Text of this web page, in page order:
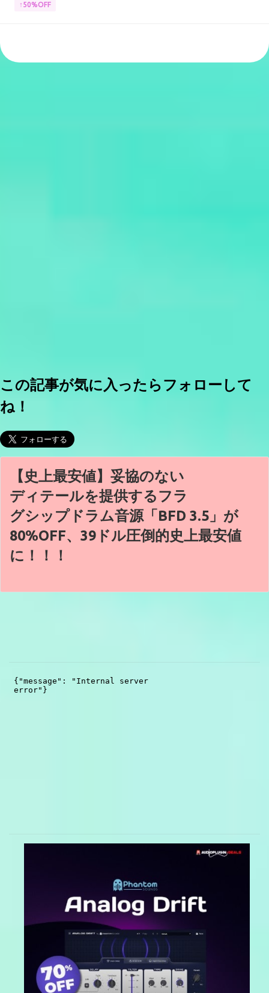
↑50%OFF
この記事が気に入ったらフォローして
ね！
【史上最安値】妥協のない
ディテールを提供するフラ
グシップドラム音源「BFD 3.5」が
80%OFF、39ドル圧倒的史上最安値
に！！！